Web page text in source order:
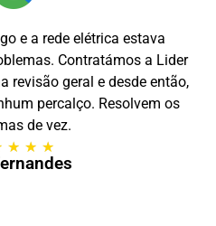
e a rede elétrica estava
Contratámos a Lider
revisão geral e desde então,
percalço. Resolvem os
de vez.
★ ★ ★